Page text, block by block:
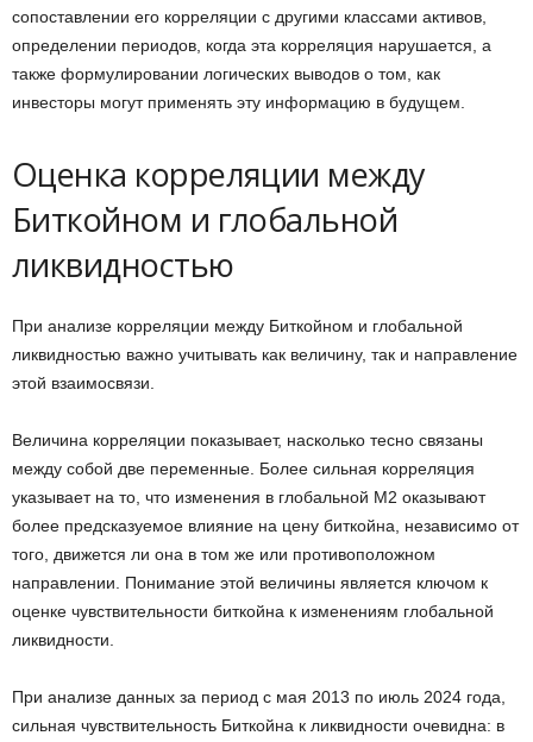
сопоставлении его корреляции с другими классами активов,
определении периодов, когда эта корреляция нарушается, а
также формулировании логических выводов о том, как
инвесторы могут применять эту информацию в будущем.
Оценка корреляции между
Биткойном и глобальной
ликвидностью
При анализе корреляции между Биткойном и глобальной
ликвидностью важно учитывать как величину, так и направление
этой взаимосвязи.
Величина корреляции показывает, насколько тесно связаны
между собой две переменные. Более сильная корреляция
указывает на то, что изменения в глобальной M2 оказывают
более предсказуемое влияние на цену биткойна, независимо от
того, движется ли она в том же или противоположном
направлении. Понимание этой величины является ключом к
оценке чувствительности биткойна к изменениям глобальной
ликвидности.
При анализе данных за период с мая 2013 по июль 2024 года,
сильная чувствительность Биткойна к ликвидности очевидна: в